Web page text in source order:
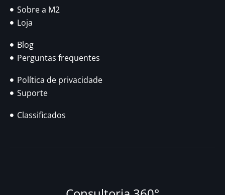
Sobre a M2
Loja
Blog
Perguntas frequentes
Política de privacidade
Suporte
Classificados